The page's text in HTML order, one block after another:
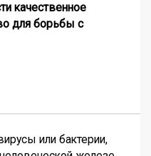
качественное
для борьбы с
или бактерии,